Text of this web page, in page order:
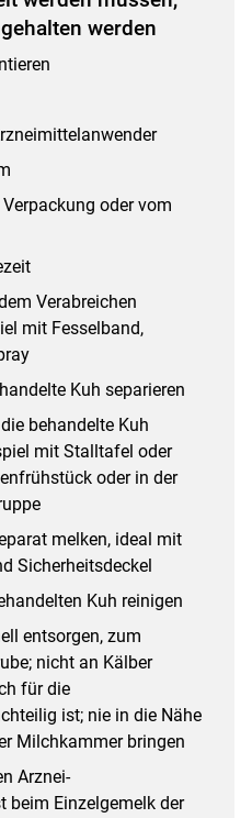
werden
oder vom
Verabreichen
mit Fesselband,
Kuh separieren
behandelte Kuh
mit Stalltafel oder
oder in der
melken, ideal mit
Sicherheitsdeckel
Kuh reinigen
entsorgen, zum
nicht an Kälber
für die
ist; nie in die Nähe
Milchkammer bringen
Arznei-
Einzelgemelk der